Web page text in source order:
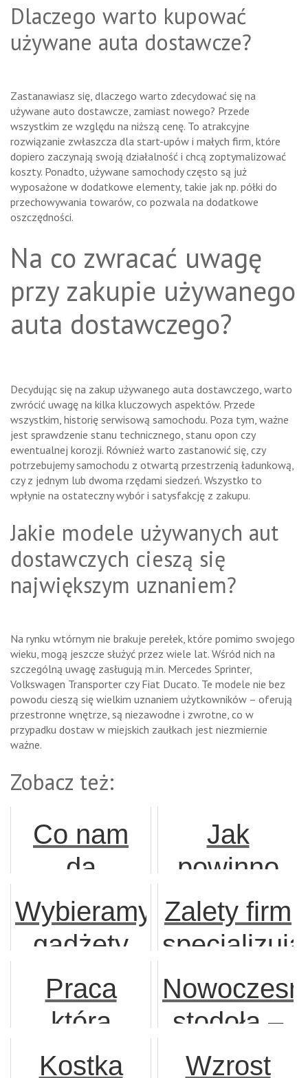
Dlaczego warto kupować
używane auta dostawcze?
Zastanawiasz się, dlaczego warto zdecydować się na
używane auto dostawcze, zamiast nowego? Przede
wszystkim ze względu na niższą cenę. To atrakcyjne
rozwiązanie zwłaszcza dla start-upów i małych firm, które
dopiero zaczynają swoją działalność i chcą zoptymalizować
koszty. Ponadto, używane samochody często są już
wyposażone w dodatkowe elementy, takie jak np. półki do
przechowywania towarów, co pozwala na dodatkowe
oszczędności.
Na co zwracać uwagę
przy zakupie używanego
auta dostawczego?
Decydując się na zakup używanego auta dostawczego, warto
zwrócić uwagę na kilka kluczowych aspektów. Przede
wszystkim, historię serwisową samochodu. Poza tym, ważne
jest sprawdzenie stanu technicznego, stanu opon czy
ewentualnej korozji. Również warto zastanowić się, czy
potrzebujemy samochodu z otwartą przestrzenią ładunkową,
czy z jednym lub dwoma rzędami siedzeń. Wszystko to
wpłynie na ostateczny wybór i satysfakcję z zakupu.
Jakie modele używanych aut
dostawczych cieszą się
największym uznaniem?
Na rynku wtórnym nie brakuje perełek, które pomimo swojego
wieku, mogą jeszcze służyć przez wiele lat. Wśród nich na
szczególną uwagę zasługują m.in. Mercedes Sprinter,
Volkswagen Transporter czy Fiat Ducato. Te modele nie bez
powodu cieszą się wielkim uznaniem użytkowników – oferują
przestronne wnętrze, są niezawodne i zwrotne, co w
przypadku dostaw w miejskich zaułkach jest niezmiernie
ważne.
Zobacz też:
Co nam
da
współpraca
z dobrą
wynajmującą
magazyny?
Jak
powinno
wyglądać
nowej
Wybieramy
gadżety
reklamowe
Zalety firm
się w
Praca
która
czeka na
stodoła –
połączenie
Kostka Wzrost